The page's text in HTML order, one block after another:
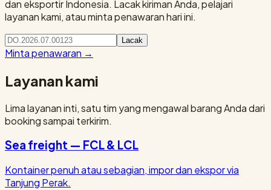
dan eksportir Indonesia. Lacak kiriman Anda, pelajari
layanan kami, atau minta penawaran hari ini.
Lacak
Minta penawaran →
Layanan kami
Lima layanan inti, satu tim yang mengawal barang Anda dari
booking sampai terkirim.
Sea freight — FCL & LCL
Kontainer penuh atau sebagian, impor dan ekspor via
Tanjung Perak.